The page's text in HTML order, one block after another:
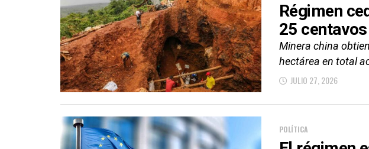
Régimen
25
Minera china
hectárea en total
JULIO 27, 2026
POLÍTICA